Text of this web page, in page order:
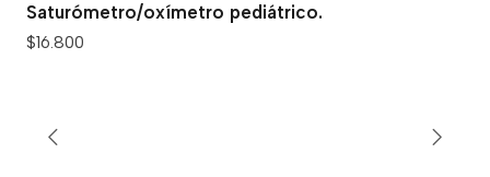
Saturómetro/oxímetro pediátrico.
$16.800